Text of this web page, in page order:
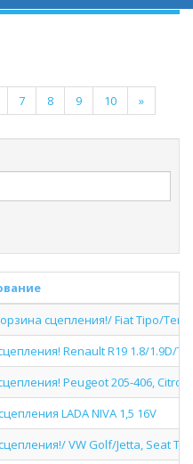
7 8 9 10 »
сцепления!/ Fiat Tipo/
Renault R19 1.8/1.9D/
Peugeot 205-406,
LADA NIVA 1,5 16V
VW Golf/Jetta, Seat